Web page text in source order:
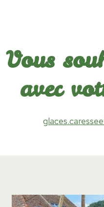
Vous
avec